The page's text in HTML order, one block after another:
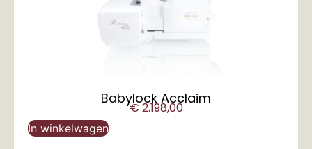
Babylock Acclaim
€2.198,00
In winkelwagen